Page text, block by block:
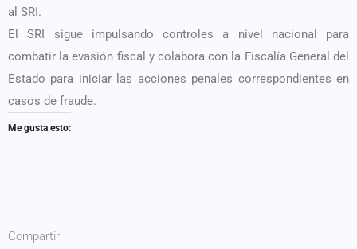
al SRI.
El SRI sigue impulsando controles a nivel nacional para
combatir la evasión fiscal y colabora con la Fiscalía General del
Estado para iniciar las acciones penales correspondientes en
casos de fraude.
Me gusta esto:
Compartir